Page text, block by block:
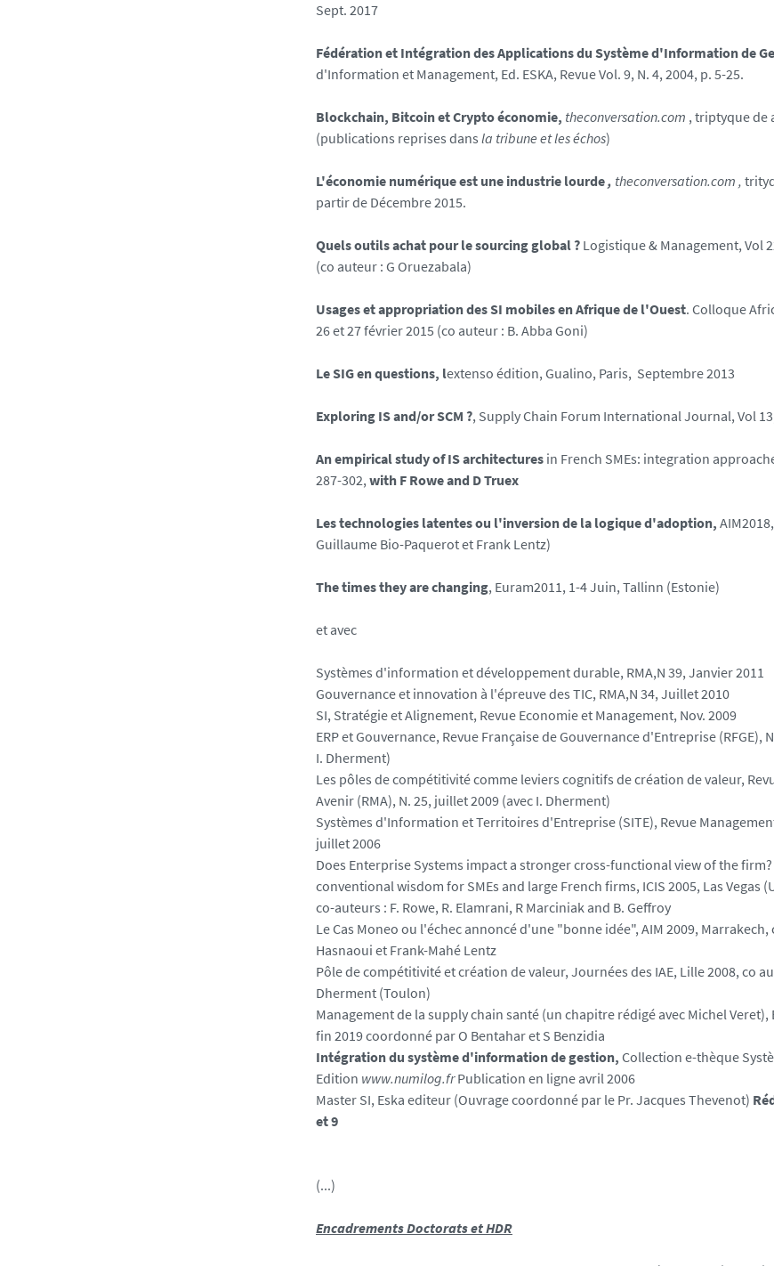
Sept. 2017
Fédération et Intégration des Applications du Système d'Information de
d'Information et Management, Ed. ESKA, Revue Vol. 9, N. 4, 2004, p. 5-25.
Blockchain, Bitcoin et Crypto économie, theconversation.com , triptyque de
(publications reprises dans la tribune et les échos)
L'économie numérique est une industrie lourde, theconversation.com ,
partir de Décembre 2015.
Quels outils achat pour le sourcing global ? Logistique & Management, Vol
(co auteur : G Oruezabala)
Usages et appropriation des SI mobiles en Afrique de l'Ouest. Colloque
26 et 27 février 2015 (co auteur : B. Abba Goni)
Le SIG en questions, lextenso édition, Gualino, Paris, Septembre 2013
Exploring IS and/or SCM ?, Supply Chain Forum International Journal, Vol
An empirical study of IS architectures in French SMEs: integration
287-302,with F Rowe and D Truex
Les technologies latentes ou l'inversion de la logique d'adoption,
Guillaume Bio-Paquerot et Frank Lentz)
The times they are changing, Euram2011, 1-4 Juin, Tallinn (Estonie)
et avec
Systèmes d'information et développement durable, RMA,N 39, Janvier 2011
Gouvernance et innovation à l'épreuve des TIC, RMA,N 34, Juillet 2010
SI, Stratégie et Alignement, Revue Economie et Management, Nov. 2009
ERP et Gouvernance, Revue Française de Gouvernance d'Entreprise (RFGE),
I. Dherment)
Les pôles de compétitivité comme leviers cognitifs de création de valeur,
Avenir (RMA), N. 25, juillet 2009 (avec I. Dherment)
Systèmes d'Information et Territoires d'Entreprise (SITE), Revue
juillet 2006
Does Enterprise Systems impact a stronger cross-functional view of the
conventional wisdom for SMEs and large French firms, ICIS 2005, Las Vegas
co-auteurs : F. Rowe, R. Elamrani, R Marciniak and B. Geffroy
Le Cas Moneo ou l'échec annoncé d'une "bonne idée",AIM 2009,
Hasnaoui et Frank-Mahé Lentz
Pôle de compétitivité et création de valeur, Journées des IAE, Lille 2008, co
Dherment (Toulon)
Management de la supply chain santé (un chapitre rédigé avec Michel Veret),
fin 2019 coordonné par O Bentahar et S Benzidia
Intégration du système d'information de gestion, Collection e-thèque
Edition www.numilog.frPublication en ligne avril 2006
Master SI, Eska editeur (Ouvrage coordonné par le Pr. Jacques Thevenot)
et 9
(...)
Encadrements Doctorats et HDR